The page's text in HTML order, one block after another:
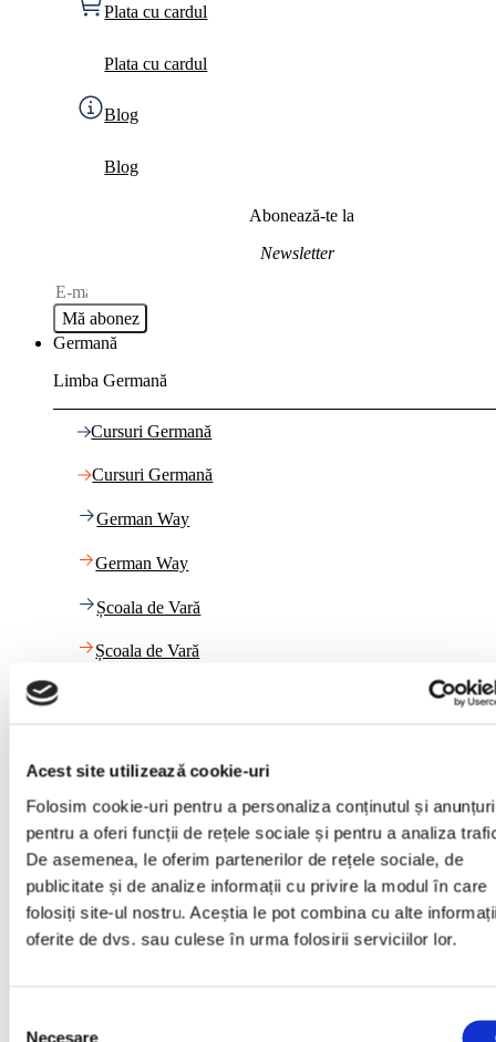
Acest site utilizează cookie-uri
Folosim cookie-uri pentru a personaliza conținutul și
pentru a oferi funcții de rețele sociale și pentru a analiza
De asemenea, le oferim partenerilor de rețele sociale, de
publicitate și de analize informații cu privire la modul în care
folosiți site-ul nostru. Aceștia le pot combina cu alte
oferite de dvs. sau culese în urma folosirii serviciilor lor.
Necesare
Plata cu cardul
Plata cu cardul
Blog
Blog
Abonează-te la
Newsletter
Mă abonez
Germană
Limba Germană
Cursuri Germană
Cursuri Germană
German Way
German Way
Școala de Vară
Școala de Vară
Link-uri utile
Calendar
Plata cu cardul
Plata cu cardul